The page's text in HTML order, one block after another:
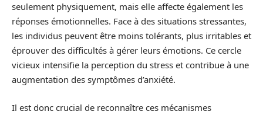
seulement physiquement, mais elle affecte également les
réponses émotionnelles. Face à des situations stressantes,
les individus peuvent être moins tolérants, plus irritables et
éprouver des difficultés à gérer leurs émotions. Ce cercle
vicieux intensifie la perception du stress et contribue à une
augmentation des symptômes d’anxiété.
Il est donc crucial de reconnaître ces mécanismes